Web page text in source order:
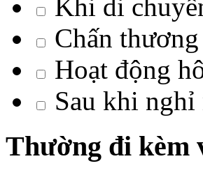
Khi di
Chấn thương
Hoạt động
Sau khi
Thường đi kèm